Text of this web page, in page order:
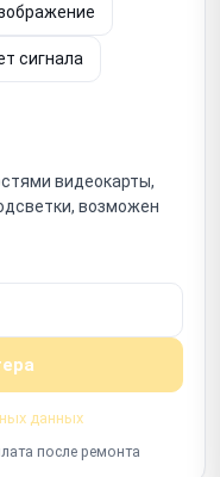
сигнала
видеокарты,
возможен
данных
после ремонта